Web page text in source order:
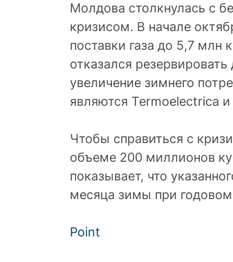
Молдова столкнулась с
кризисом. В начале
поставки газа до 5,7 млн
отказался
увеличение зимнего
являются Termoelectrica
Чтобы справиться с
объеме 200 миллионов
показывает, что
месяца зимы при
Point